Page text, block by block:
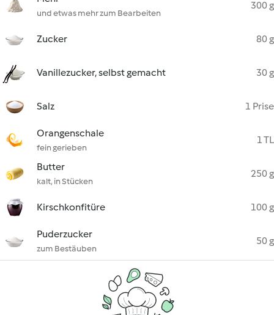
und etwas mehr zum Bearbeiten
300 g
Zucker 80 g
Vanillezucker, selbst gemacht 30 g
Salz 1 Prise
Orangenschale
fein gerieben
1 TL
Butter
kalt, in Stücken
250 g
Kirschkonfitüre 100 g
Puderzucker
zum Bestäuben
50 g